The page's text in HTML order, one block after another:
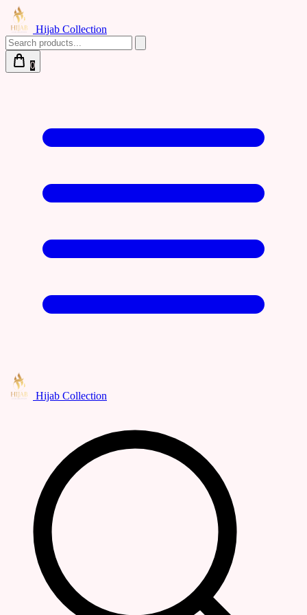
Hijab Collection
0
Hijab Collection